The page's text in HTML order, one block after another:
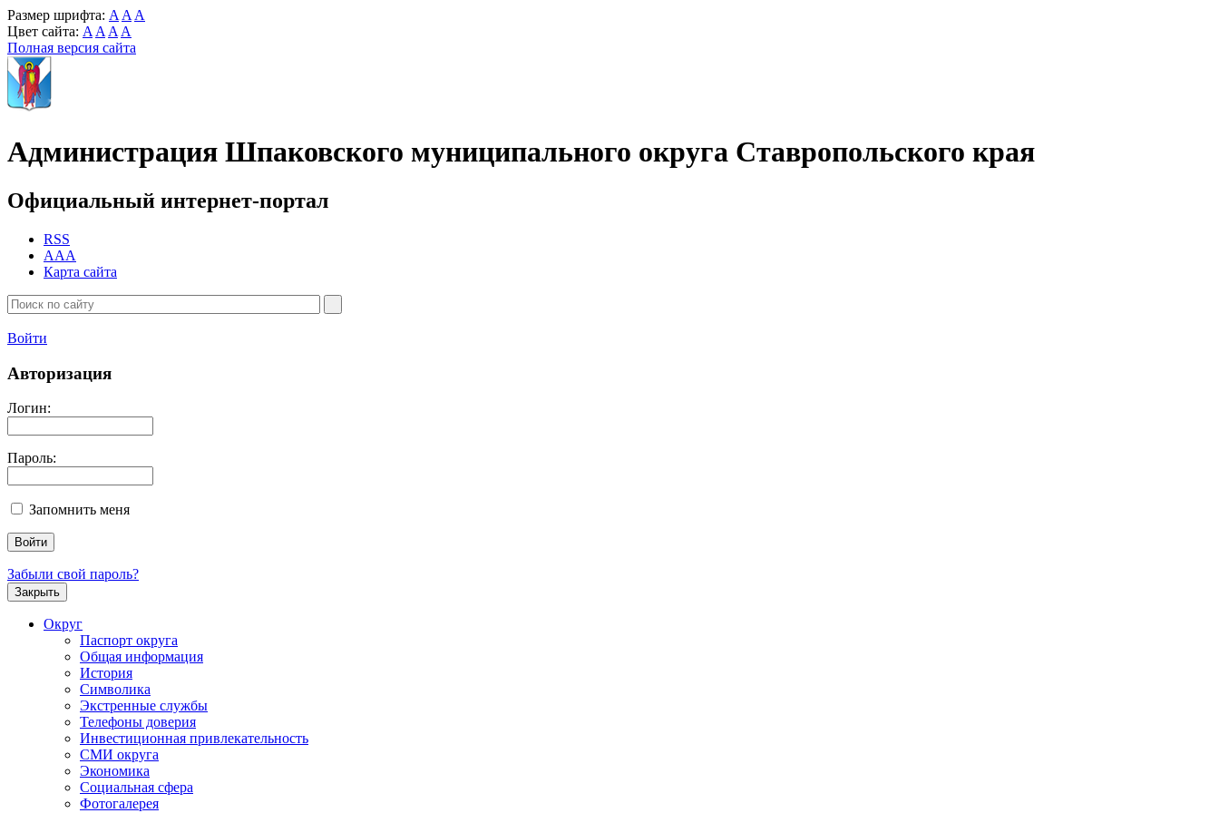
Размер шрифта: A A A
Цвет сайта: A A A A
Полная версия сайта
Администрация Шпаковского муниципального округа Ставропольского края
Официальный интернет-портал
RSS
AAA
Карта сайта
Войти
Авторизация
Логин:
Пароль:
Запомнить меня
Забыли свой пароль?
Закрыть
Округ
Паспорт округа
Общая информация
История
Символика
Экстренные службы
Телефоны доверия
Инвестиционная привлекательность
СМИ округа
Экономика
Социальная сфера
Фотогалерея